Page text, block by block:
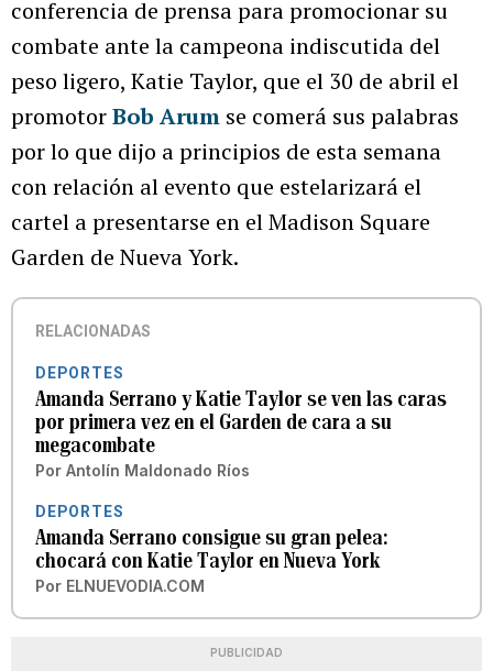
conferencia de prensa para promocionar su
combate ante la campeona indiscutida del
peso ligero, Katie Taylor, que el 30 de abril el
promotorBob Arum se comerá sus palabras
por lo que dijo a principios de esta semana
con relación al evento que estelarizará el
cartel a presentarse en el Madison Square
Garden de Nueva York.
RELACIONADAS
DEPORTES
Amanda Serrano y Katie Taylor se ven las caras
por primera vez en el Garden de cara a su
megacombate
Por Antolín Maldonado Ríos
DEPORTES
Amanda Serrano consigue su gran pelea:
chocará con Katie Taylor en Nueva York
Por ELNUEVODIA.COM
PUBLICIDAD